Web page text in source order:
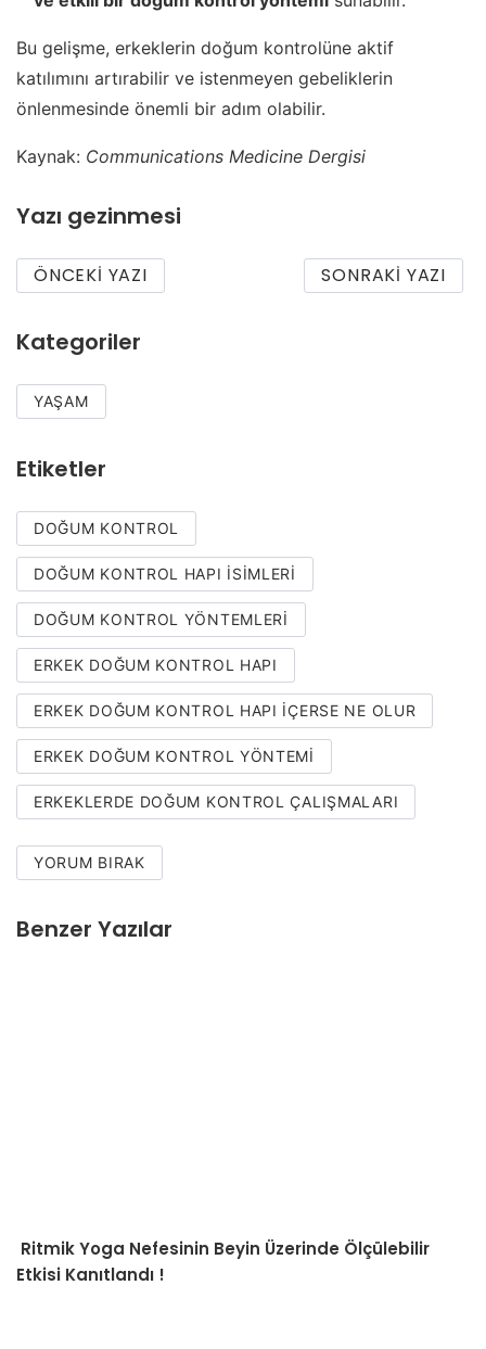
Bu gelişme, erkeklerin doğum kontrolüne aktif
katılımını artırabilir ve istenmeyen gebeliklerin
önlenmesinde önemli bir adım olabilir.
Kaynak: Communications Medicine Dergisi
Yazı gezinmesi
ÖNCEKI YAZI SONRAKI YAZI
Kategoriler
YAŞAM
Etiketler
DOĞUM KONTROL
DOĞUM KONTROL HAPI ISIMLERI
DOĞUM KONTROL YÖNTEMLERI
ERKEK DOĞUM KONTROL HAPI
ERKEK DOĞUM KONTROL HAPI IÇERSE NE OLUR
ERKEK DOĞUM KONTROL YÖNTEMI
ERKEKLERDE DOĞUM KONTROL ÇALIŞMALARI
YORUM BIRAK
Benzer Yazılar
Ritmik Yoga Nefesinin Beyin Üzerinde Ölçülebilir
Etkisi Kanıtlandı !